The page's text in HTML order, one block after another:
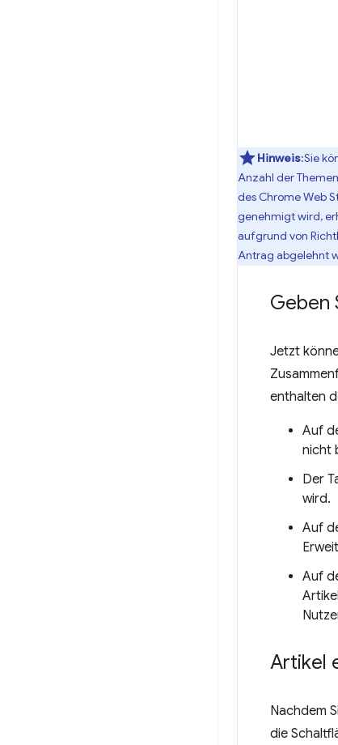
Hinweis:Sie
Anzahl der
des Chrome Web
genehmigt wird,
aufgrund von
Antrag abgelehnt
Geben
Jetzt
enthalten
Auf
nicht
Der
wird.
Auf
Auf
Artikel
Nachdem
die